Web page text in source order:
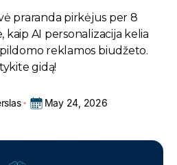
praranda pirkėjus per 8
kaip AI personalizacija kelia
reklamos biudžeto.
gidą!
May 24, 2026